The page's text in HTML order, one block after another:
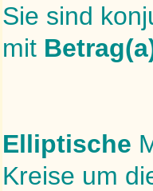
Sie sind
mit
Elliptische
Kreise um